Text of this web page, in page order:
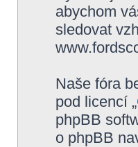
abychom
sledovat
Naše fóra
pod licencí „
phpBB
o phpBB